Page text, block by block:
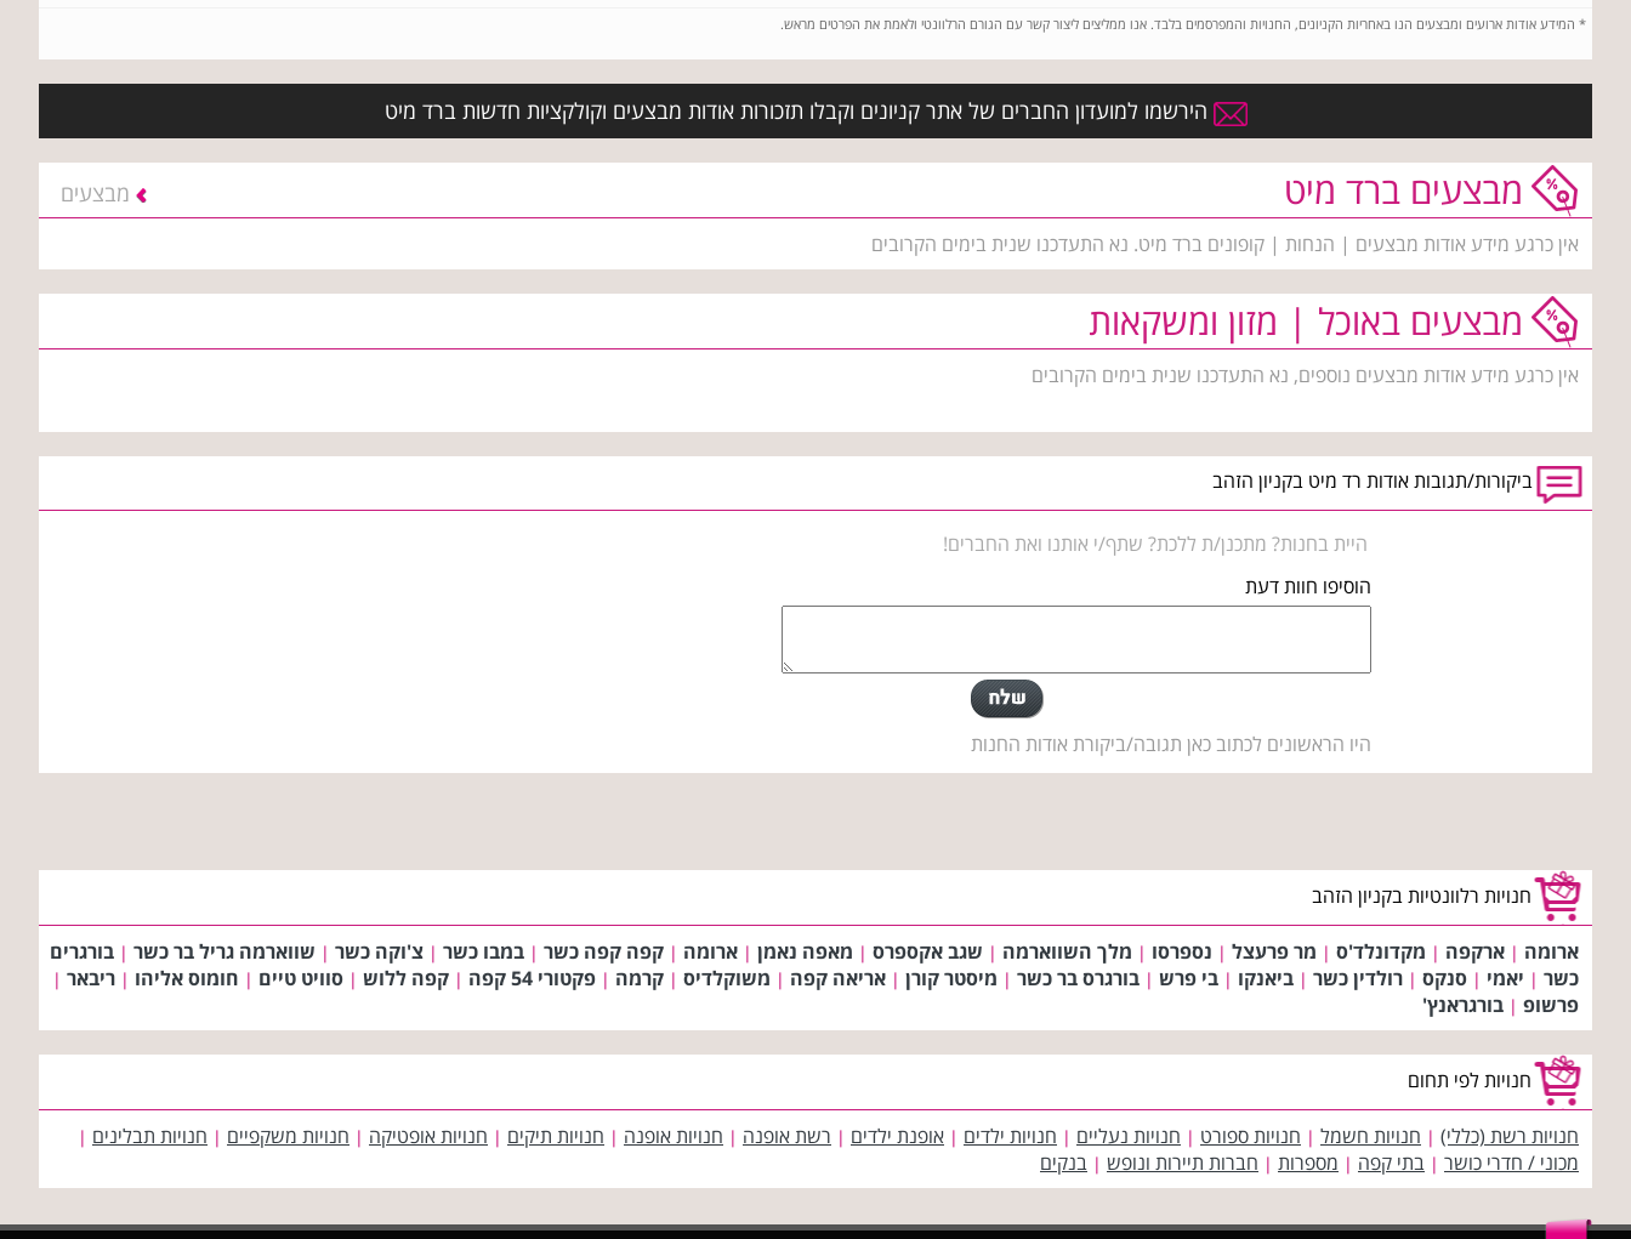
* המידע אודות ארועים ומבצעים הנו באחריות הקניונים, החנויות והמפרסמים בלבד. אנו ממליצים ליצור קשר עם הגורם הרלוונטי ולאמת את הפרטים מראש.
הירשמו למועדון החברים של אתר קניונים וקבלו תזכורות אודות מבצעים וקולקציות חדשות ברד מיט
מבצעים ברד מיט מבצעים
אין כרגע מידע אודות מבצעים | הנחות | קופונים ברד מיט. נא התעדכנו שנית בימים הקרובים
מבצעים באוכל | מזון ומשקאות
אין כרגע מידע אודות מבצעים נוספים, נא התעדכנו שנית בימים הקרובים
ביקורות/תגובות אודות רד מיט בקניון הזהב
היית בחנות? מתכנן/ת ללכת? שתף/י אותנו ואת החברים!
הוסיפו חוות דעת
היו הראשונים לכתוב כאן תגובה/ביקורת אודות החנות
חנויות רלוונטיות בקניון הזהב
ארומה | ארקפה | מקדונלד'ס | מר פרעצל | נספרסו | מלך השווארמה | שגב אקספרס | מאפה נאמן | ארומה | קפה קפה כשר | במבו כשר | צ'וקה כשר | שווארמה גריל בר כשר | בורגרים
כשר | יאמי | סנקס | רולדין כשר | ביאנקו | בי פרש | בורגרס בר כשר | מיסטר קורן | אריאה קפה | משוקלדיס | קרמה | פקטורי 54 קפה | קפה ללוש | סוויט טיים | חומוס אליהו | ריבאר |
פרשופ | בורגראנץ'
חנויות לפי תחום
חנויות רשת (כללי) | חנויות חשמל | חנויות ספורט | חנויות נעליים | חנויות ילדים | אופנת ילדים | רשת אופנה | חנויות אופנה | חנויות תיקים | חנויות אופטיקה | חנויות משקפיים | חנויות תבלינים |
מכוני / חדרי כושר | בתי קפה | מספרות | חברות תיירות ונופש | בנקים